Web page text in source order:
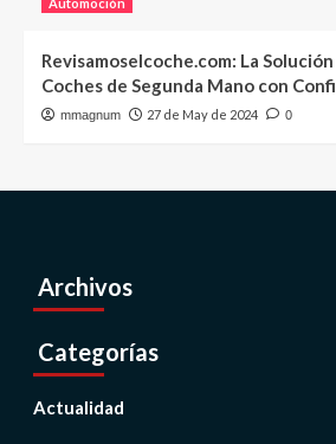
Automoción
Revisamoselcoche.com: La
Coches de Segunda Mano con
mmagnum 27 de May de 2024 0
Archivos
Categorías
Actualidad